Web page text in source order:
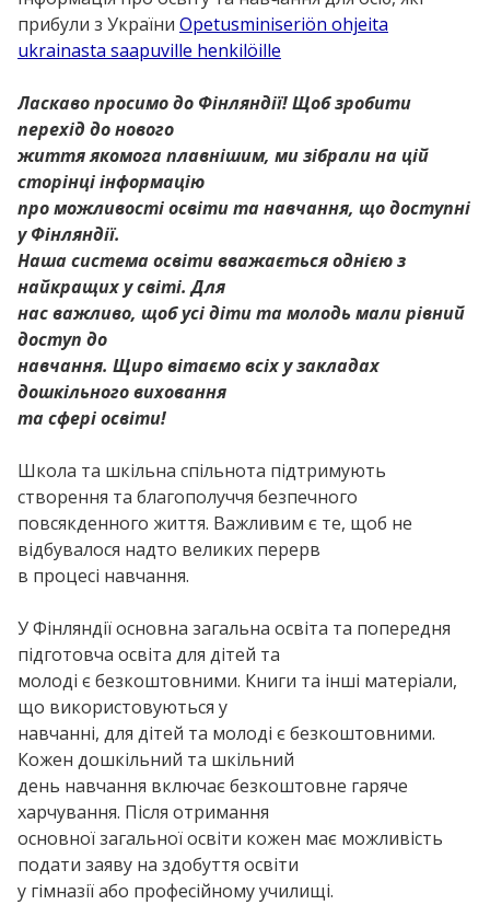
прибули з України Opetusminiseriön ohjeita
ukrainasta saapuville henkilöille
Ласкаво просимо до Фінляндії! Щоб зробити
перехід до нового
життя якомога плавнішим, ми зібрали на цій
сторінці інформацію
про можливості освіти та навчання, що доступні
у Фінляндії.
Наша система освіти вважається однією з
найкращих у світі. Для
нас важливо, щоб усі діти та молодь мали рівний
доступ до
навчання. Щиро вітаємо всіх у закладах
дошкільного виховання
та сфері освіти!
Школа та шкільна спільнота підтримують
створення та благополуччя безпечного
повсякденного життя. Важливим є те, щоб не
відбувалося надто великих перерв
в процесі навчання.
У Фінляндії основна загальна освіта та попередня
підготовча освіта для дітей та
молоді є безкоштовними. Книги та інші матеріали,
що використовуються у
навчанні, для дітей та молоді є безкоштовними.
Кожен дошкільний та шкільний
день навчання включає безкоштовне гаряче
харчування. Після отримання
основної загальної освіти кожен має можливість
подати заяву на здобуття освіти
у гімназії або професійному училищі.